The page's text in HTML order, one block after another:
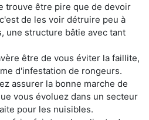
trouve être pire que de devoir
de les voir détruire peu à
une structure bâtie avec tant
être de vous éviter la faillite,
d'infestation de rongeurs.
assurer la bonne marche de
vous évoluez dans un secteur
pour les nuisibles.